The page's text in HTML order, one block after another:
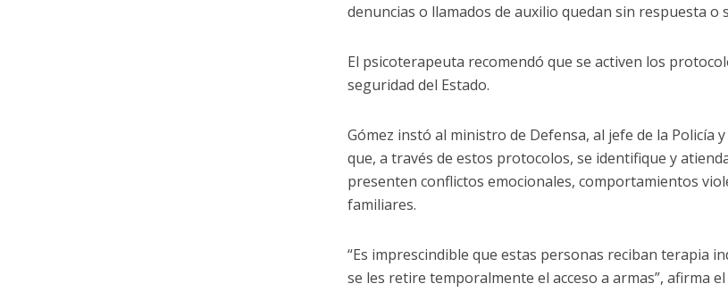
denuncias o llamados de auxilio quedan sin respuesta o
El psicoterapeuta recomendó que se activen los
seguridad del Estado.
Gómez instó al ministro de Defensa, al jefe de la Policía
que, a través de estos protocolos, se identifique y
presenten conflictos emocionales, comportamientos
familiares.
“Es imprescindible que estas personas reciban terapia
se les retire temporalmente el acceso a armas”, afirma